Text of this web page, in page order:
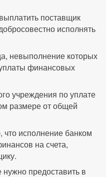
поставщик
исполнять
невыполнение которых
финансовых
учреждения по уплате
размере от общей
что исполнение банком
на счета,
предоставить в